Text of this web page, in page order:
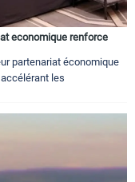
economique renforce
partenariat économique
les